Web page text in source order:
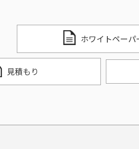
ホワイトペーパ
見積もり